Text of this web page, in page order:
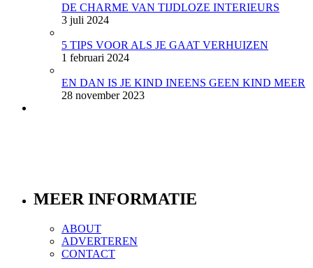
DE CHARME VAN TIJDLOZE INTERIEURS
3 juli 2024
5 TIPS VOOR ALS JE GAAT VERHUIZEN
1 februari 2024
EN DAN IS JE KIND INEENS GEEN KIND MEER
28 november 2023
MEER INFORMATIE
ABOUT
ADVERTEREN
CONTACT